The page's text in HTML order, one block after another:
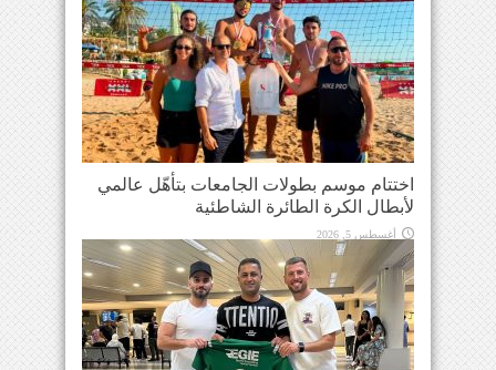
اختتام موسم بطولات الجامعات بتأهّل عالمي
لأبطال الكرة الطائرة الشاطئية
أغسطس 5, 2026